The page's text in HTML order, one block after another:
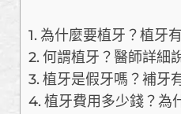
為什麼要植牙？植牙
何謂植牙？醫師詳細
植牙是假牙嗎？補牙
植牙費用多少錢？為